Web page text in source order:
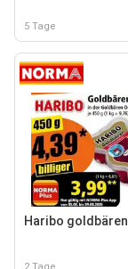
5 Tage
Haribo goldbären